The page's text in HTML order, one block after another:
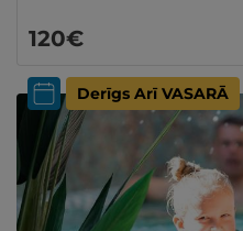
120€
Derīgs Arī VASARĀ